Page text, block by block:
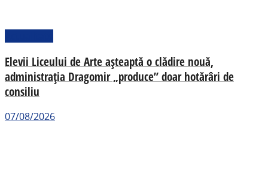
Elevii Liceului de Arte așteaptă o clădire nouă,
administrația Dragomir „produce” doar hotărâri de
consiliu
07/08/2026